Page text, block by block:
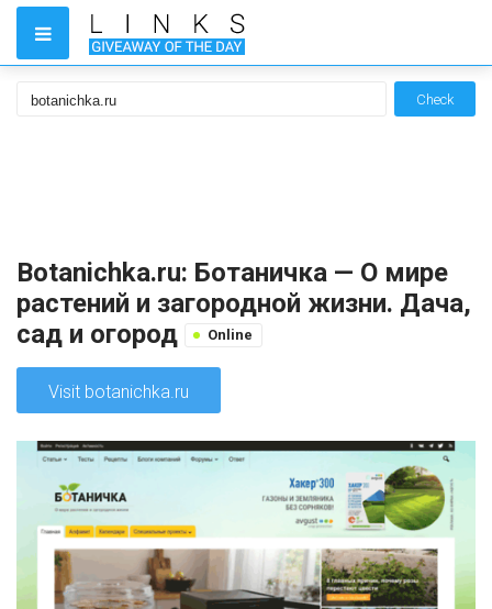
Check
Botanichka.ru: Ботаничка — О мире
растений и загородной жизни. Дача,
сад и огород
Online
Visit botanichka.ru